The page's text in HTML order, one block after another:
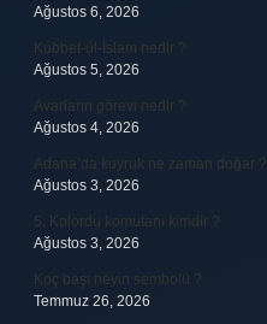
Ağustos 6, 2026
Kubbet-ül-İslam nedir ?
Ağustos 5, 2026
Avarların görevi nedir ?
Ağustos 4, 2026
Adana’da kuyruk ne zaman doğar ?
Ağustos 3, 2026
5. Kolordu komutanı kimdir ?
Ağustos 3, 2026
Koç başı neyin sembolü ?
Temmuz 26, 2026